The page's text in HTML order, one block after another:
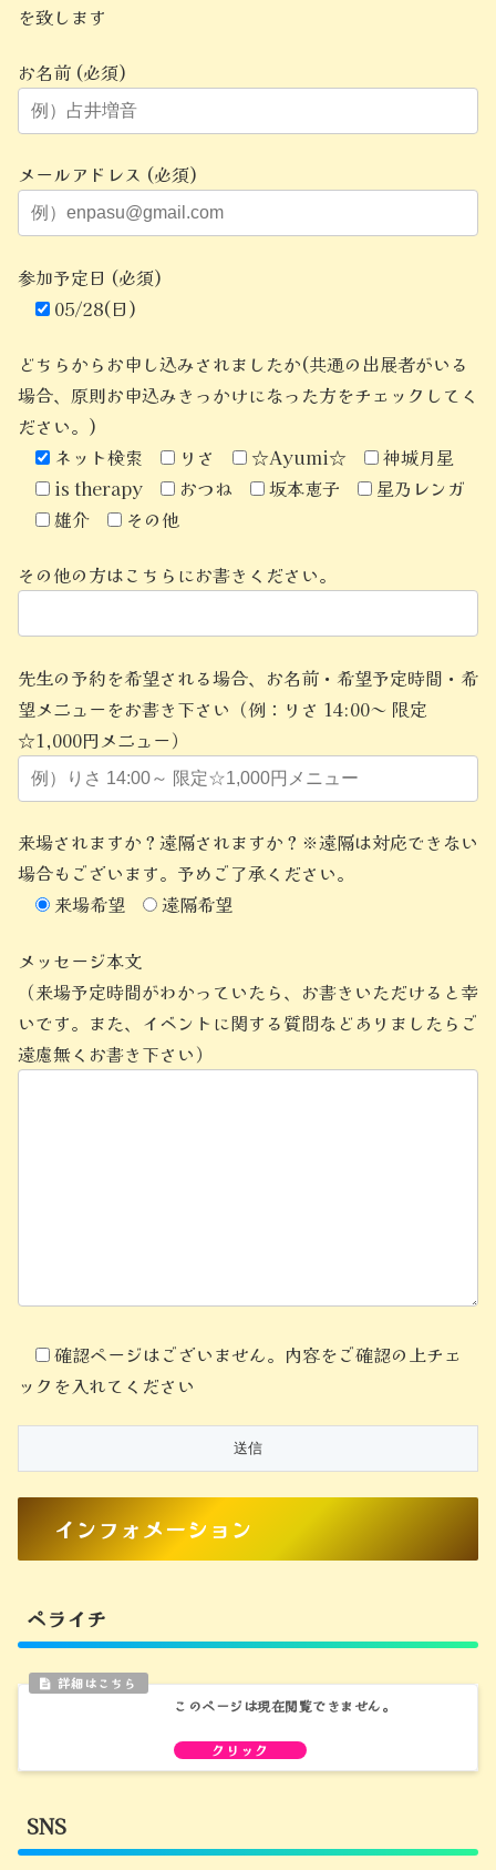
を致します
お名前 (必須)
メールアドレス (必須)
参加予定日 (必須)
05/28(日)
どちらからお申し込みされましたか(共通の出展者がいる
場合、原則お申込みきっかけになった方をチェックしてく
ださい。)
ネット検索
りさ ☆Ayumi☆
神城月星
is therapy
おつね 坂本恵子
星乃レンガ
雄介
その他
その他の方はこちらにお書きください。
先生の予約を希望される場合、お名前・希望予定時間・希
望メニューをお書き下さい（例：りさ 14:00～ 限定
☆1,000円メニュー）
来場されますか？遠隔されますか？※遠隔は対応できない
場合もございます。予めご了承ください。
来場希望
遠隔希望
メッセージ本文
（来場予定時間がわかっていたら、お書きいただけると幸
いです。また、イベントに関する質問などありましたらご
遠慮無くお書き下さい）
確認ページはございません。内容をご確認の上チェ
ックを入れてください
インフォメーション
ペライチ
このページは現在閲覧できません。
SNS